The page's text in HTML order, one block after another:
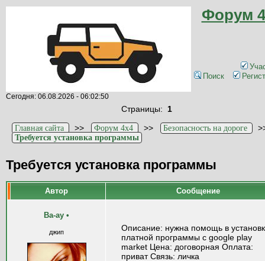
Форум
Поиск
Сегодня: 06.08.2026 - 06:02:50
Страницы: 1
Главная сайта >> Форум 4x4 >> Безопасность на дороге
Требуется установка программы
Требуется установка программы
Автор Сообщение
Ва-ау •
джип
Описание: нужна помощь в
платной программы с google play
market Цена: договорная Оплата:
приват Связь: личка